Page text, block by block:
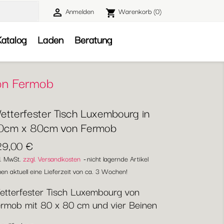
 Anmelden shopping_cart Warenkorb(0)
Laden Beratung
Fermob
Tisch Luxembourg in
x 80cm von Fermob
€
MwSt. zzgl. Versandkosten nicht lagernde Artikel
aktuell eine Lieferzeit von ca. 3 Wochen!
Tisch Luxembourg von
mit 80 x 80 cm und vier Beinen